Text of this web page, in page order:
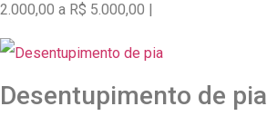
2.000,00 a R$ 5.000,00 |
Desentupimento de pia